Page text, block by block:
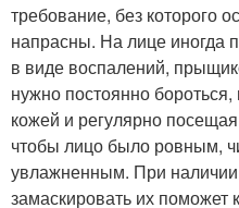
требование, без которого
напрасны. На лице иногда
в виде воспалений,
нужно постоянно
кожей и регулярно
чтобы лицо было ровным,
увлажненным. При
замаскировать их поможет